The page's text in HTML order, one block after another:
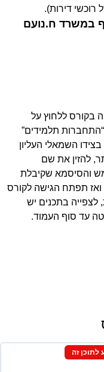
דירות).
במשרד ח.נועם
בקורס ללחוץ על
תלמידים”
השמאלי העליון
להזין את שם
והסיסמא שקיבלת
ואז תפתח הגישה לקורס
בתכנים יש
עד סוף העמוד.
לתוכן זה